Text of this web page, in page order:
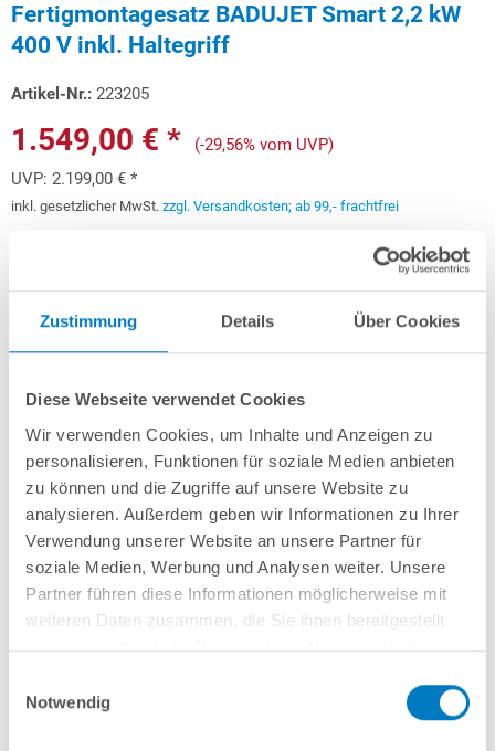
Zustimmung Details Über Cookies
Diese Webseite verwendet Cookies
Wir verwenden Cookies, um Inhalte und Anzeigen zu
personalisieren, Funktionen für soziale Medien anbieten
zu können und die Zugriffe auf unsere Website zu
analysieren. Außerdem geben wir Informationen zu Ihrer
Verwendung unserer Website an unsere Partner für
soziale Medien, Werbung und Analysen weiter. Unsere
Partner führen diese Informationen möglicherweise mit
weiteren Daten zusammen, die Sie ihnen bereitgestellt
Notwendig
Fertigmontagesatz BADUJET Smart 2,2 kW
400 V inkl. Haltegriff
Artikel-Nr.: 223205
1.549,00 € *
(-29,56% vom UVP)
UVP: 2.199,00 € *
inkl. gesetzlicher MwSt. zzgl. Versandkosten; ab 99,- frachtfrei
Lieferung in ca. 2-5 Arbeitstagen
Bei bereits vorhandenem Vormontagesatz (Einbaunische)
Für den Einbau in geraden Beckenwänden
400 V Anschluss
Förderleistung: 45 m³/h. Leistungsabgabe: 2,2 kW
inkl. Haltegriff